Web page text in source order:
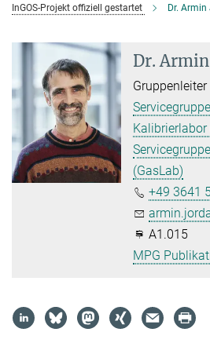
InGOS-Projekt offiziell gestartet Dr.
Dr.
Gruppenleiter
Kalibrierlabor
(GasLab)
+49 3641
A1.015
MPG